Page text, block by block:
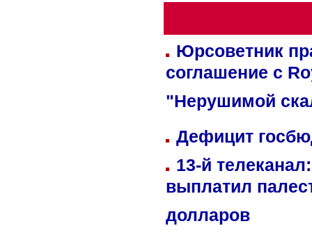
Юрсоветник
соглашение с
"Нерушимой
Дефицит
13-й
выплатил
долларов